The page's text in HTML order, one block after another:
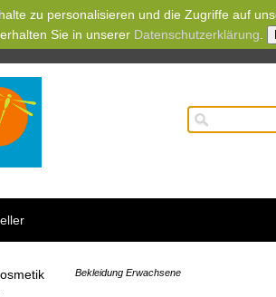
zu personalisieren und die Zugriffe auf
Sie in unserer Datenschutzerklärung
Bekleidung Erwachsene